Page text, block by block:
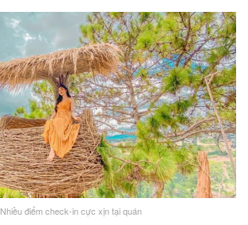
Nhiều điểm check-in cực xịn tại quán